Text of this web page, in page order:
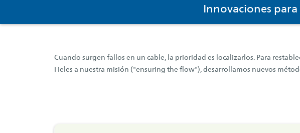
Innovaciones
Cuando surgen fallos en un cable, la prioridad es localizarlos. Para
Fieles a nuestra misión ("ensuring the flow"), desarrollamos nuevos